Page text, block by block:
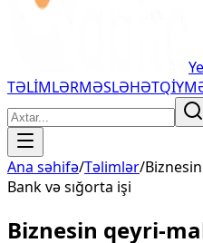
TƏLİMLƏRMƏSLƏHƏT
Ana səhifə/Təlimlər/
Bank və sığorta işi
Biznesin qeyri-